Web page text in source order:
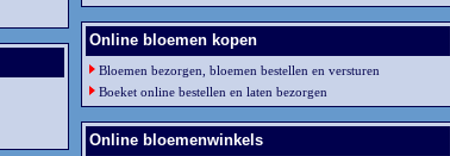
Online bloemen kopen
Bloemen bezorgen, bloemen bestellen en versturen
Boeket online bestellen en laten bezorgen
Online bloemenwinkels